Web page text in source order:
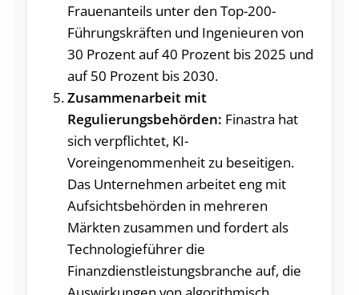
Frauenanteils unter den Top-200-
Führungskräften und Ingenieuren von
30 Prozent auf 40 Prozent bis 2025 und
auf 50 Prozent bis 2030.
Zusammenarbeit mit
Regulierungsbehörden: Finastra hat
sich verpflichtet, KI-
Voreingenommenheit zu beseitigen.
Das Unternehmen arbeitet eng mit
Aufsichtsbehörden in mehreren
Märkten zusammen und fordert als
Technologieführer die
Finanzdienstleistungsbranche auf, die